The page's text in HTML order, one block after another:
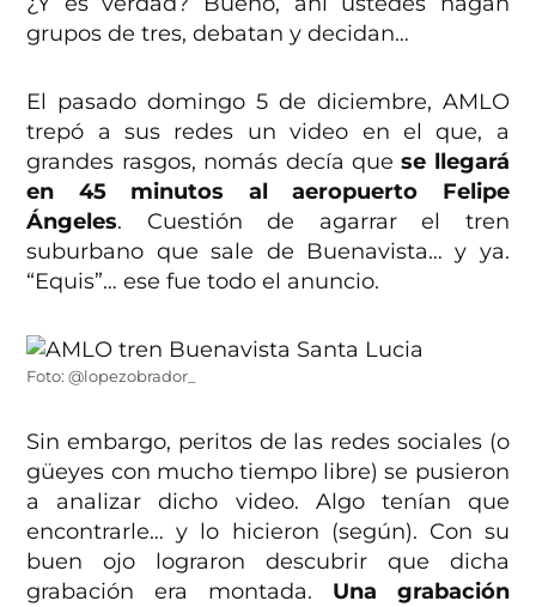
grupos de tres, debatan y decidan…
El pasado domingo 5 de diciembre, AMLO
trepó a sus redes un video en el que, a
grandes rasgos, nomás decía que se llegará
en 45 minutos al aeropuerto Felipe
Ángeles. Cuestión de agarrar el tren
suburbano que sale de Buenavista… y ya.
“Equis”… ese fue todo el anuncio.
Foto: @lopezobrador_
Sin embargo, peritos de las redes sociales (o
güeyes con mucho tiempo libre) se pusieron
a analizar dicho video. Algo tenían que
encontrarle… y lo hicieron (según). Con su
buen ojo lograron descubrir que dicha
grabación era montada. Una grabación